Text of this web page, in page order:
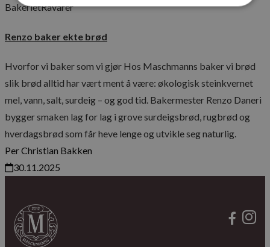
BakerietRåvarer
Renzo baker ekte brød
Hvorfor vi baker som vi gjør Hos Maschmanns baker vi brød
slik brød alltid har vært ment å være: økologisk steinkvernet
mel, vann, salt, surdeig – og god tid. Bakermester Renzo Daneri
bygger smaken lag for lag i grove surdeigsbrød, rugbrød og
hverdagsbrød som får heve lenge og utvikle seg naturlig.
Per Christian Bakken
30.11.2025
Strengt nødvendige informasjonskapsler tillater
kjernefunksjoner på nettstedet, som
brukerinnlogging og kontoadministrasjon.
Nettstedet kan ikke brukes riktig uten strengt
nødvendige informasjonskapsler.